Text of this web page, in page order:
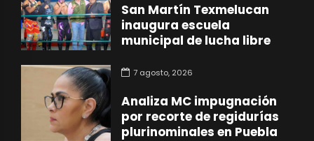
San Martín Texmelucan
inaugura escuela
municipal de lucha libre
7 agosto, 2026
Analiza MC impugnación
por recorte de regidurías
plurinominales en Puebla